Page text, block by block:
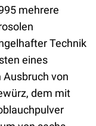
mehrere
Technik
eines
von
dem mit